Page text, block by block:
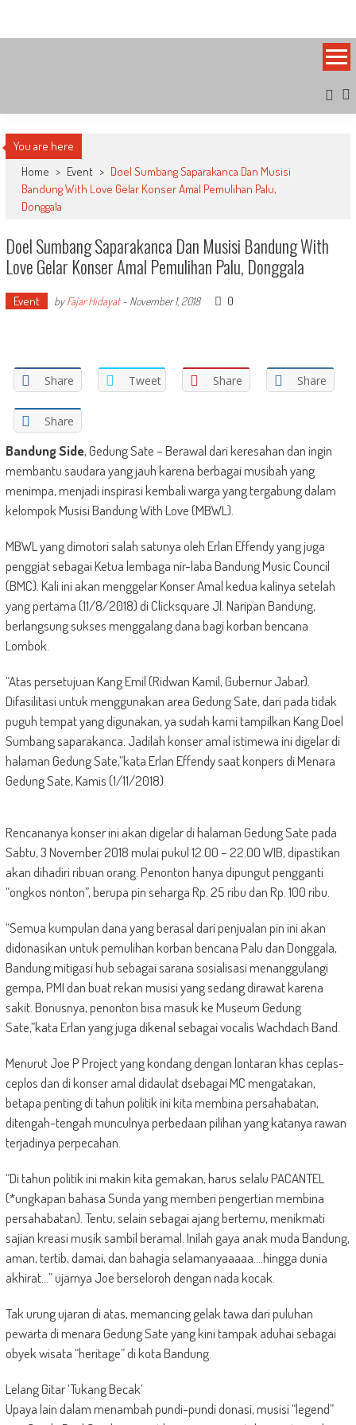
content
You are here
Home > Event > Doel Sumbang Saparakanca Dan Musisi
Bandung With Love Gelar Konser Amal Pemulihan Palu,
Donggala
Doel Sumbang Saparakanca Dan Musisi Bandung With
Love Gelar Konser Amal Pemulihan Palu, Donggala
Event byFajar Hidayat- November 1, 2018 0
Share Tweet Share Share
Share
Bandung Side, Gedung Sate – Berawal dari keresahan dan ingin
membantu saudara yang jauh karena berbagai musibah yang
menimpa, menjadi inspirasi kembali warga yang tergabung dalam
kelompok Musisi Bandung With Love (MBWL).
MBWL yang dimotori salah satunya oleh Erlan Effendy yang juga
penggiat sebagai Ketua lembaga nir-laba Bandung Music Council
(BMC). Kali ini akan menggelar Konser Amal kedua kalinya setelah
yang pertama (11/8/2018) di Clicksquare Jl. Naripan Bandung,
berlangsung sukses menggalang dana bagi korban bencana
Lombok.
“Atas persetujuan Kang Emil (Ridwan Kamil, Gubernur Jabar).
Difasilitasi untuk menggunakan area Gedung Sate, dari pada tidak
puguh tempat yang digunakan, ya sudah kami tampilkan Kang Doel
Sumbang saparakanca. Jadilah konser amal istimewa ini digelar di
halaman Gedung Sate,”kata Erlan Effendy saat konpers di Menara
Gedung Sate, Kamis (1/11/2018).
Rencananya konser ini akan digelar di halaman Gedung Sate pada
Sabtu, 3 November 2018 mulai pukul 12.00 – 22.00 WIB, dipastikan
akan dihadiri ribuan orang. Penonton hanya dipungut pengganti
“ongkos nonton”, berupa pin seharga Rp. 25 ribu dan Rp. 100 ribu.
“Semua kumpulan dana yang berasal dari penjualan pin ini akan
didonasikan untuk pemulihan korban bencana Palu dan Donggala,
Bandung mitigasi hub sebagai sarana sosialisasi menanggulangi
gempa, PMI dan buat rekan musisi yang sedang dirawat karena
sakit. Bonusnya, penonton bisa masuk ke Museum Gedung
Sate,”kata Erlan yang juga dikenal sebagai vocalis Wachdach Band.
Menurut Joe P Project yang kondang dengan lontaran khas ceplas-
ceplos dan di konser amal didaulat dsebagai MC mengatakan,
betapa penting di tahun politik ini kita membina persahabatan,
ditengah-tengah munculnya perbedaan pilihan yang katanya rawan
terjadinya perpecahan.
“Di tahun politik ini makin kita gemakan, harus selalu PACANTEL
(*ungkapan bahasa Sunda yang memberi pengertian membina
persahabatan). Tentu, selain sebagai ajang bertemu, menikmati
sajian kreasi musik sambil beramal. Inilah gaya anak muda Bandung,
aman, tertib, damai, dan bahagia selamanyaaaaa….hingga dunia
akhirat…” ujarnya Joe berseloroh dengan nada kocak.
Tak urung ujaran di atas, memancing gelak tawa dari puluhan
pewarta di menara Gedung Sate yang kini tampak aduhai sebagai
obyek wisata “heritage” di kota Bandung.
Lelang Gitar ‘Tukang Becak’
Upaya lain dalam menambah pundi-pundi donasi, musisi “legend”